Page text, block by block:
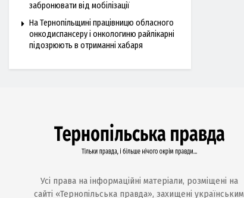
забронювати від мобілізації
На Тернопільщині працівницю обласного
онкодиспансеру і онкологиню райлікарні
підозрюють в отриманні хабаря
Усі права на інформаційні матеріали, розміщені на
сайті «Тернопільська правда», захищені українським